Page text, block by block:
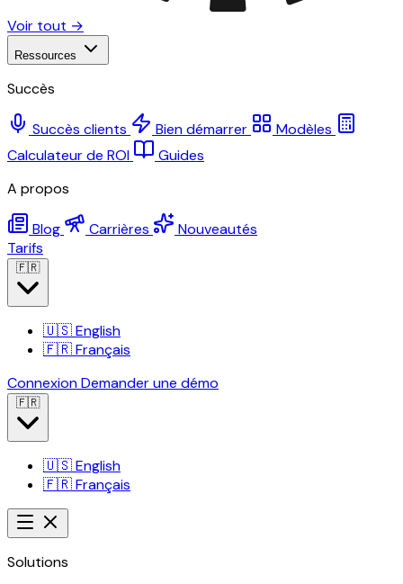
Voir tout →
Ressources
Succès
Succès clients Bien démarrer
Modèles
Calculateur de ROI
Guides
A propos
Blog Carrières
Nouveautés
Tarifs
🇫🇷
🇺🇸English
🇫🇷Français
ConnexionDemander une démo
🇫🇷
🇺🇸English
🇫🇷Français
Solutions